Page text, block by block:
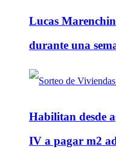
Lucas
durante una
Habilitan desde
IV a pagar m2